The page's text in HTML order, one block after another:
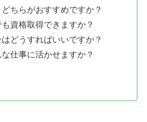
ちらがおすすめですか？
資格取得できますか？
どうすればいいですか？
仕事に活かせますか？